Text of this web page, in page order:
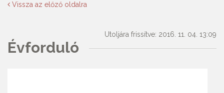
Vissza az előző oldalra
Utoljára frissítve: 2016. 11. 04. 13:09
Évforduló